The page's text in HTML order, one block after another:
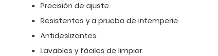
Precisión de ajuste.
Resistentes y a prueba de intemperie.
Antideslizantes.
Lavables y fáciles de limpiar.